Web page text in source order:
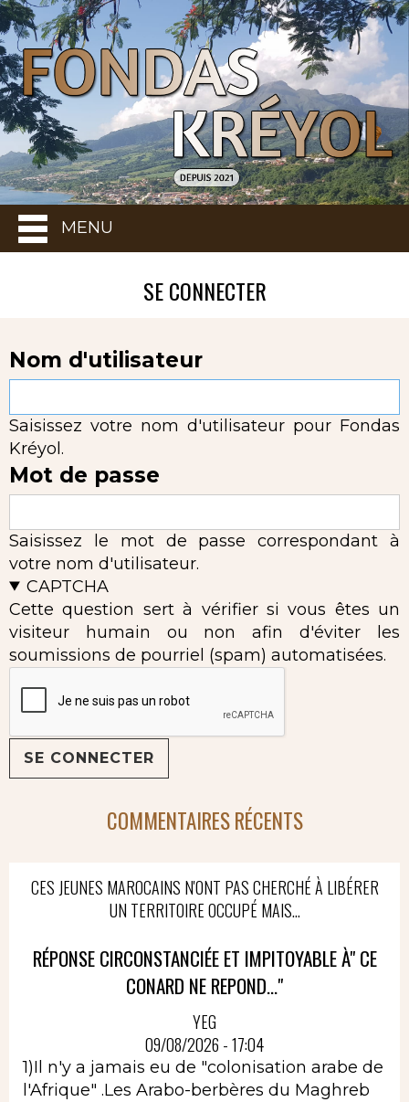
MENU
SE CONNECTER
Nom d'utilisateur
Saisissez votre nom d'utilisateur pour Fondas
Kréyol.
Mot de passe
Saisissez le mot de passe correspondant à
votre nom d'utilisateur.
CAPTCHA
Cette question sert à vérifier si vous êtes un
visiteur humain ou non afin d'éviter les
soumissions de pourriel (spam) automatisées.
COMMENTAIRES RÉCENTS
CES JEUNES MAROCAINS N'ONT PAS CHERCHÉ À LIBÉRER
UN TERRITOIRE OCCUPÉ MAIS...
RÉPONSE CIRCONSTANCIÉE ET IMPITOYABLE À" CE
CONARD NE REPOND..."
YEG
09/08/2026 - 17:04
1)Il n'y a jamais eu de "colonisation arabe de
l'Afrique" .Les Arabo-berbères du Maghreb